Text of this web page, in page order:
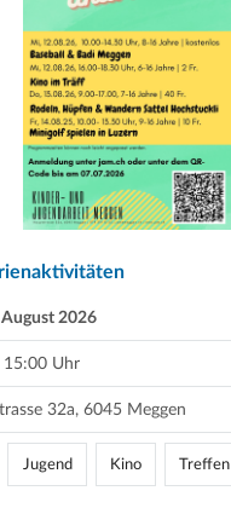
August 2026
15:00 Uhr
32a, 6045 Meggen
Jugend Kino Treffen